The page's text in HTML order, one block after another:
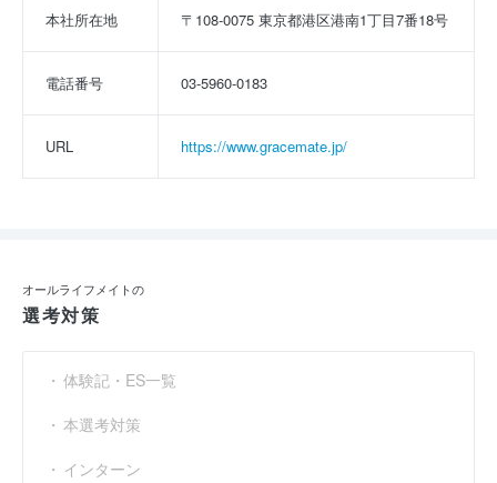
本社所在地 〒108-0075 東京都港区港南1丁目7番18号
電話番号 03-5960-0183
URL https://www.gracemate.jp/
オールライフメイトの
選考対策
体験記・ES一覧
本選考対策
インターン